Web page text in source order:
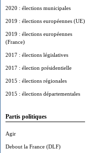
2020 : élections municipales
2019 : élections européennes (UE)
2019 : élections européennes
(France)
2017 : élections législatives
2017 : élection présidentielle
2015 : élections régionales
2015 : élections départementales
Partis politiques
Agir
Debout la France (DLF)